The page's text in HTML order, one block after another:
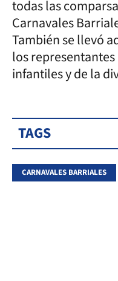
todas las
Carnavales
También se llevó
los
infantiles y de la
TAGS
CARNAVALES BARRIALES